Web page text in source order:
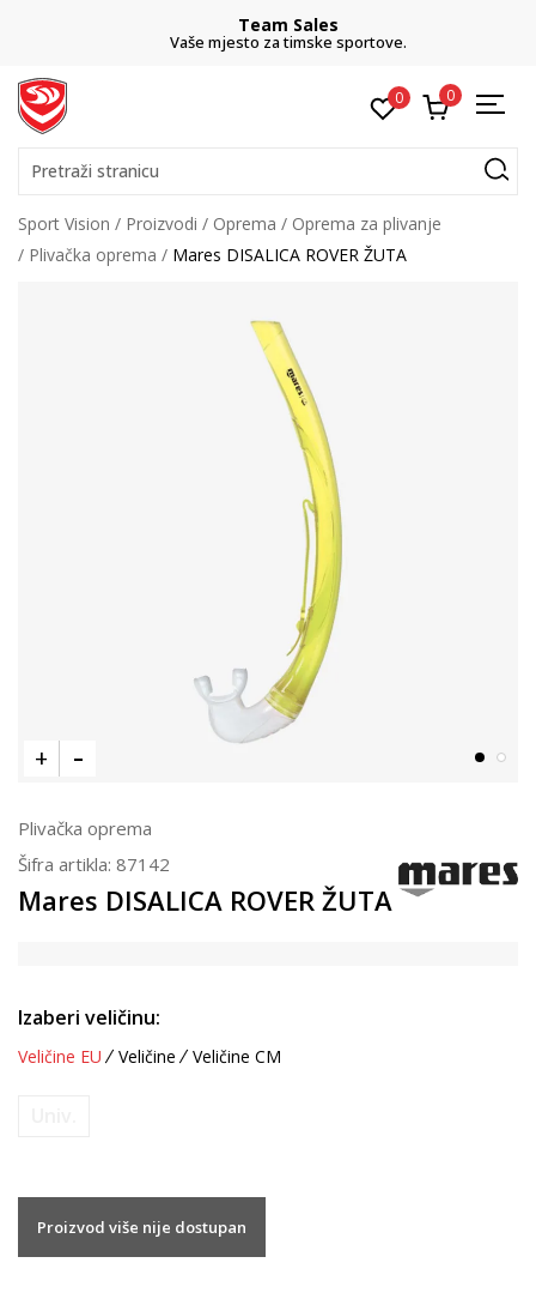
Team Sales
Vaše mjesto za timske sportove.
0 0
Pretraži stranicu
Sport Vision Proizvodi Oprema
Oprema za plivanje
Plivačka oprema
Mares DISALICA ROVER ŽUTA
Plivačka oprema
Šifra artikla: 87142
Mares DISALICA ROVER ŽUTA
Izaberi veličinu:
Veličine EU Veličine Veličine CM
Proizvod više nije dostupan